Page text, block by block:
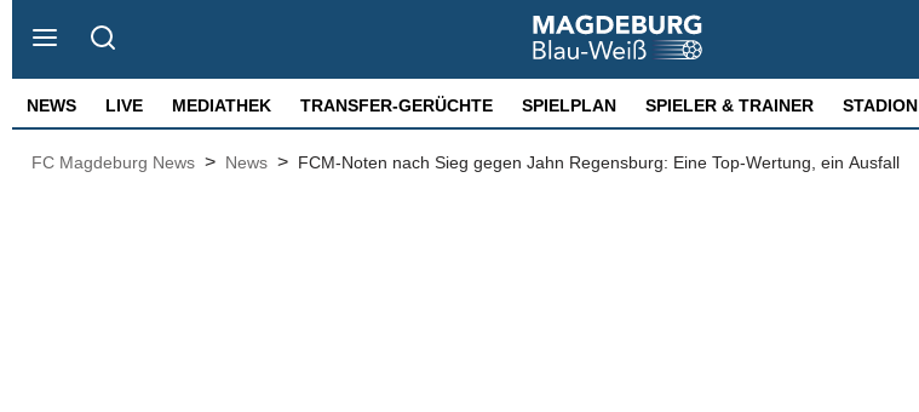
NEWS LIVE MEDIATHEK TRANSFER-GERÜCHTE SPIELPLAN SPIELER & TRAINER STADION
FC Magdeburg News > News > FCM-Noten nach Sieg gegen Jahn Regensburg: Eine Top-Wertung, ein Ausfall